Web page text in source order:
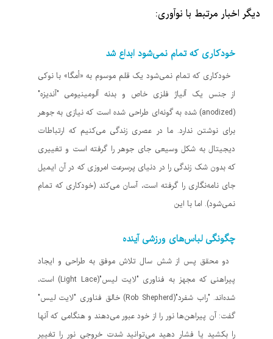
دیگر اخبار مرتبط با نوآوری:
خودکاری که تمام نمی‌شود ابداع شد
خودکاری که تمام نمی‌شود یک قلم موسوم به «اُمگا» با نوکی
از جنس یک آلیاژ فلزی خاص و بدنه آلومینیومی "آندیزه"
(anodized) شده به گونه‌ای طراحی شده است که نیازی به جوهر
برای نوشتن ندارد. ما در عصری زندگی می‌کنیم که ارتباطات
دیجیتال به شکل وسیعی جای جوهر را گرفته است و تغییری
که بدون شک زندگی را در دنیای پرسرعت امروزی که در آن ایمیل
جای نامه‌نگاری را گرفته است، آسان می‌کند (خودکاری که تمام
نمی‌شود). اما با این
چگونگی لباس‌های ورزشی آینده
دو محقق پس از شش سال تلاش موفق به طراحی و ایجاد
پیراهنی که مجهز به فناوری "لایت لیس"(Light Lace) است،
شده‌اند. "راب شفرد"(Rob Shepherd) خالق فناوری "لایت لیس"
گفت: آن پیراهن‌ها نور را از خود عبور می‌دهند و هنگامی که آنها
را بکشید یا فشار دهید می‌توانید شدت خروجی نور را تغییر